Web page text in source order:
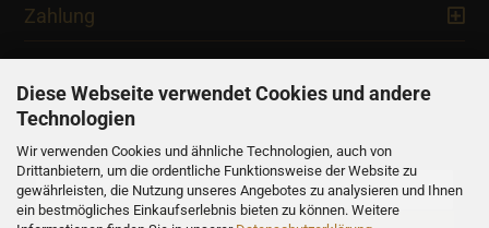
Diese Webseite verwendet Cookies und andere
Technologien
Wir verwenden Cookies und ähnliche Technologien, auch von
Drittanbietern, um die ordentliche Funktionsweise der Website zu
gewährleisten, die Nutzung unseres Angebotes zu analysieren und Ihnen
ein bestmögliches Einkaufserlebnis bieten zu können. Weitere
Zahlung
Newsletter